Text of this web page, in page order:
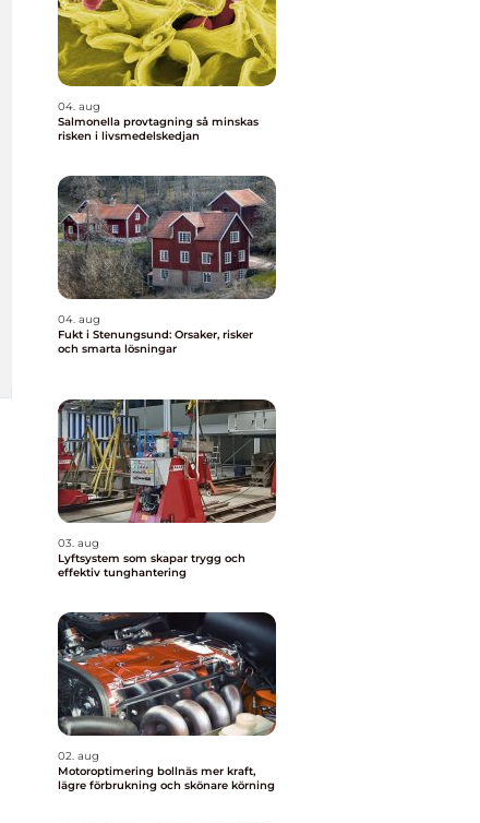
04. aug
Salmonella provtagning så minskas
risken i livsmedelskedjan
04. aug
Fukt i Stenungsund: Orsaker, risker
och smarta lösningar
03. aug
Lyftsystem som skapar trygg och
effektiv tunghantering
02. aug
Motoroptimering bollnäs mer kraft,
lägre förbrukning och skönare körning